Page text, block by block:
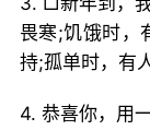
畏寒;饥饿时，
持;孤单时，有
4. 恭喜你，用